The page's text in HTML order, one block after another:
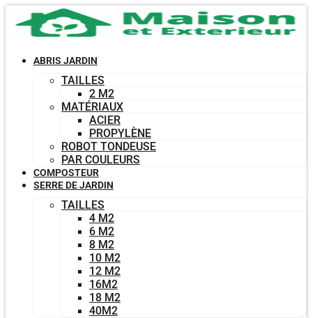
contenu
ABRIS JARDIN
TAILLES
2 M2
MATÉRIAUX
ACIER
PROPYLÈNE
ROBOT TONDEUSE
PAR COULEURS
COMPOSTEUR
SERRE DE JARDIN
TAILLES
4 M2
6 M2
8 M2
10 M2
12 M2
16M2
18 M2
40M2